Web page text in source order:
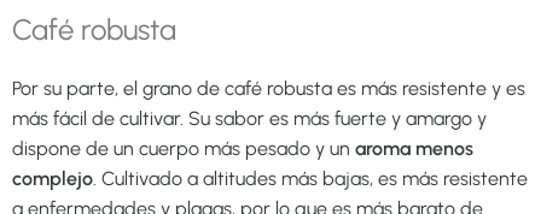
Café robusta
Por su parte, el grano de café robusta es más resistente y es
más fácil de cultivar. Su sabor es más fuerte y amargo y
dispone de un cuerpo más pesado y un aroma menos
complejo. Cultivado a altitudes más bajas, es más resistente
a enfermedades y plagas, por lo que es más barato de